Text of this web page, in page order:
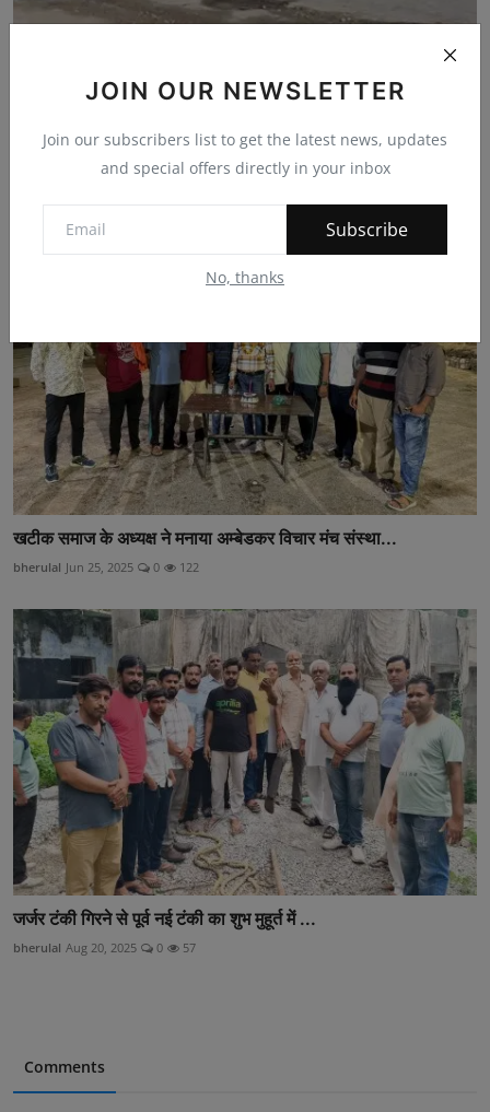
JOIN OUR NEWSLETTER
Join our subscribers list to get the latest news, updates
and special offers directly in your inbox
Subscribe
No, thanks
शाहपुरा-भीलवाड़ा मार्ग पर गड्ढों की भरमार, ग्रामीणों मे...
खटीक समाज के अध्यक्ष ने मनाया अम्बेडकर विचार मंच संस्था...
bherulal Jun 25, 2025 0 122
जर्जर टंकी गिरने से पूर्व नई टंकी का शुभ मुहूर्त में ...
bherulal Aug 20, 2025 0 57
Comments